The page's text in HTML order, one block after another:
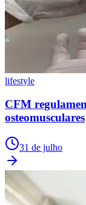
lifestyle
CFM
osteomusculares
31 de julho